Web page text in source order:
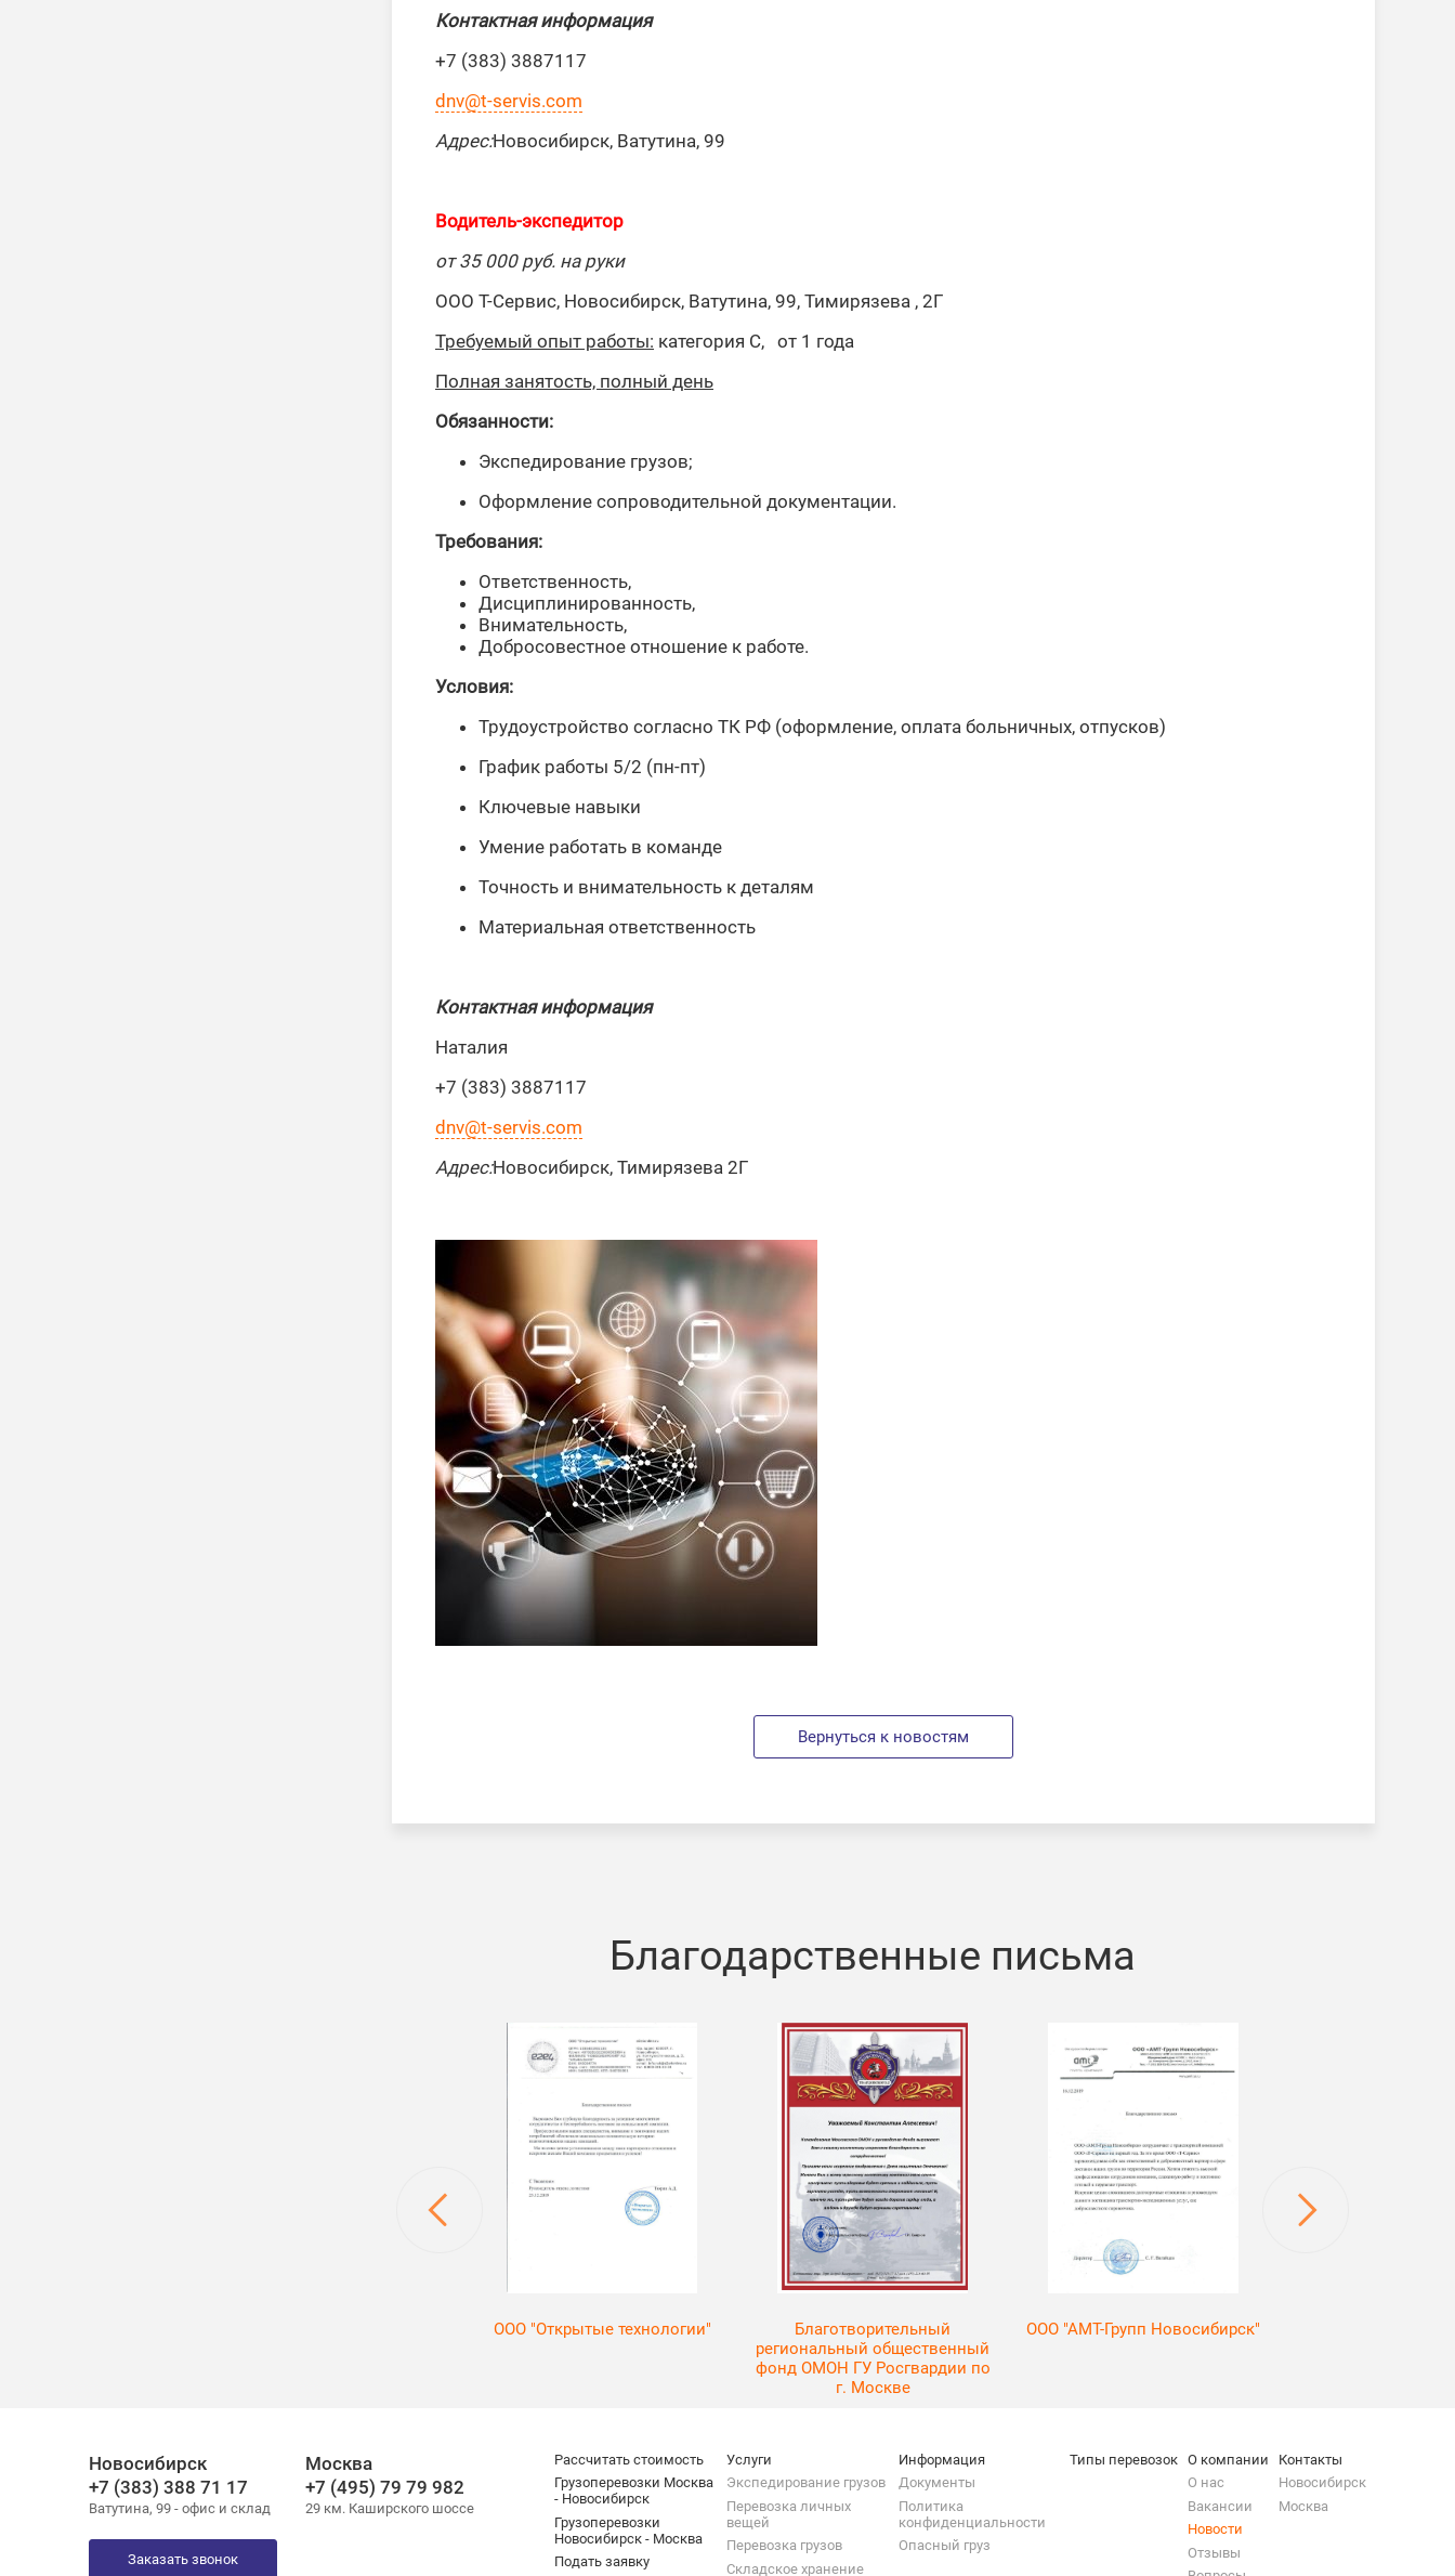
Контактная информация
+7 (383) 3887117
dnv@t-servis.com
Адрес:Новосибирск, Ватутина, 99
Водитель-экспедитор
от 35 000 руб. на руки
ООО Т-Сервис, Новосибирск, Ватутина, 99, Тимирязева , 2Г
Требуемый опыт работы: категория С, от 1 года
Полная занятость, полный день
Обязанности:
Экспедирование грузов;
Оформление сопроводительной документации.
Требования:
Ответственность,
Дисциплинированность,
Внимательность,
Добросовестное отношение к работе.
Условия:
Трудоустройство согласно ТК РФ (оформление, оплата больничных, отпусков)
График работы 5/2 (пн-пт)
Ключевые навыки
Умение работать в команде
Точность и внимательность к деталям
Материальная ответственность
Контактная информация
Наталия
+7 (383) 3887117
dnv@t-servis.com
Адрес:Новосибирск, Тимирязева 2Г
Вернуться к новостям
Благодарственные письма
ООО "Открытые технологии"
Благотворительный
региональный общественный
фонд ОМОН ГУ Росгвардии по
г. Москве
ООО "АМТ-Групп Новосибирск"
Новосибирск
+7 (383) 388 71 17
Ватутина, 99 - офис и склад
Москва
+7 (495) 79 79 982
29 км. Каширского шоссе
Заказать звонок
Рассчитать стоимость
Грузоперевозки Москва
- Новосибирск
Грузоперевозки
Новосибирск - Москва
Подать заявку
Услуги
Экспедирование грузов
Перевозка личных
вещей
Перевозка грузов
Складское хранение
Информация
Документы
Политика
конфиденциальности
Опасный груз
Типы перевозок
О компании
О нас
Вакансии
Новости
Отзывы
Контакты
Новосибирск
Москва